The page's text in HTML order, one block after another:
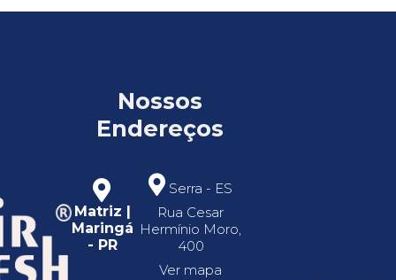
Nossos
Endereços
Matriz |
Maringá
- PR
Serra - ES
Rua Cesar
Hermínio Moro,
400
Ver mapa